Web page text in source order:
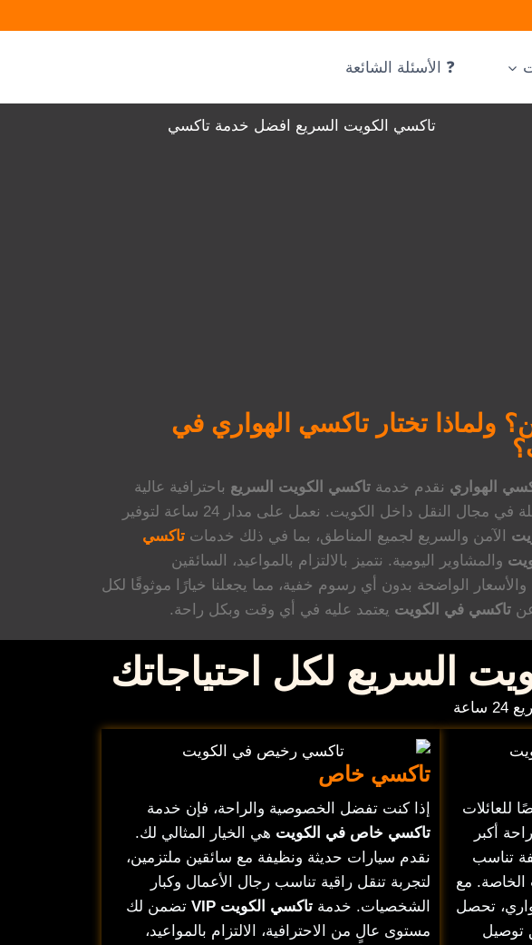
❓ الأسئلة الشائعة
ولماذا تختار تاكسي الهواري في
الهواري نقدم خدمة تاكسي الكويت السريع باحترافية عالية
مجال النقل داخل الكويت. نعمل على مدار 24 ساعة لتوفير
الآمن والسريع لجميع المناطق، بما في ذلك خدمات تاكسي
والمشاوير اليومية. نتميز بالالتزام بالمواعيد، السائقين
والأسعار الواضحة بدون أي رسوم خفية، مما يجعلنا خيارًا موثوقًا لكل
تاكسي في الكويت يعتمد عليه في أي وقت وبكل راحة.
السريع لكل احتياجاتك
للعائلات
أكبر
تناسب
الخاصة. مع
تحصل
توصيل
تاكسي خاص
إذا كنت تفضل الخصوصية والراحة، فإن خدمة
تاكسي خاص في الكويت هي الخيار المثالي لك.
نقدم سيارات حديثة ونظيفة مع سائقين ملتزمين،
لتجربة تنقل راقية تناسب رجال الأعمال وكبار
الشخصيات. خدمة تاكسي الكويت VIP
تضمن لك
مستوى عالٍ من الاحترافية، الالتزام بالمواعيد،